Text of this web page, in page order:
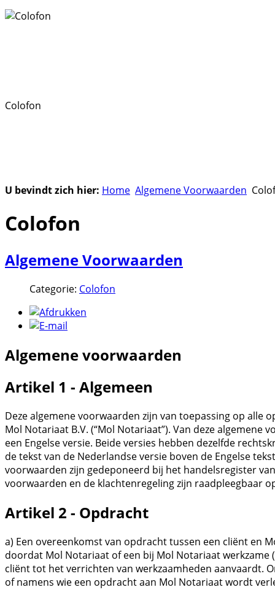
Colofon
U bevindt zich hier: Home Algemene Voorwaarden
Colofon
Algemene Voorwaarden
Categorie: Colofon
Algemene voorwaarden
Artikel 1 - Algemeen
Deze algemene voorwaarden zijn van toepassing op alle
Mol Notariaat B.V. (“Mol Notariaat”). Van deze algemene
een Engelse versie. Beide versies hebben dezelfde
de tekst van de Nederlandse versie boven de Engelse
voorwaarden zijn gedeponeerd bij het handelsregister
voorwaarden en de klachtenregeling zijn raadpleegbaar
Artikel 2 - Opdracht
a) Een overeenkomst van opdracht tussen een cliënt en
doordat Mol Notariaat of een bij Mol Notariaat
cliënt tot het verrichten van werkzaamheden aanvaardt.
of namens wie een opdracht aan Mol Notariaat wordt